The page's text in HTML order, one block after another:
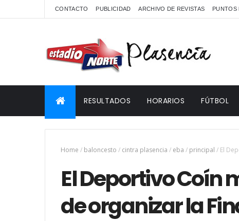
CONTACTO PUBLICIDAD ARCHIVO DE REVISTAS PUNTOS
RESULTADOS HORARIOS FÚTBOL
Home / baloncesto / cintra plasencia / eba / principal / El
El Deportivo Coín
de organizar la